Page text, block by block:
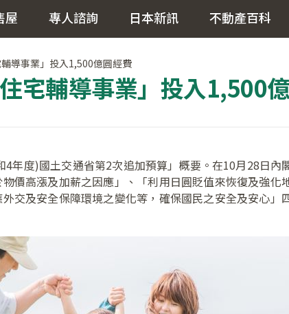
屋 專人諮詢 日本新訊 不動產百科
導事業」投入1,500億圓經費
宅輔導事業」投入1,500
年度)國土交通省第2次追加預算」概要。在10月28日
價高漲及加薪之因應」、「利用日圓貶值來恢復及強
交及安全保障環境之變化等，確保國民之安全及安心